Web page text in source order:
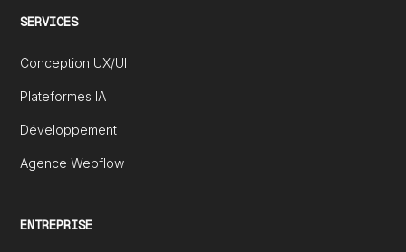
SERVICES
Conception UX/UI
Plateformes IA
Développement
Agence Webflow
ENTREPRISE